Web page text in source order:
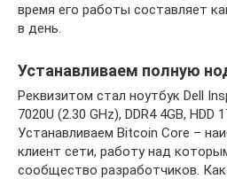
время его работы составляет
в день.
Устанавливаем полную
Реквизитом стал ноутбук Dell
7020U (2.30 GHz), DDR4 4GB, HDD
Устанавливаем Bitcoin Core –
клиент сети, работу над
сообщество разработчиков.